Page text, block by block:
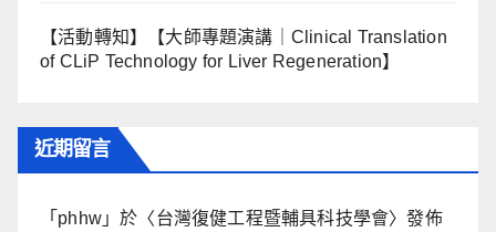
【活動轉知】【大師專題演講｜Clinical Translation
of CLiP Technology for Liver Regeneration】
近期留言
「 phhw 」於〈台灣復健工程暨輔具科技學會〉發佈